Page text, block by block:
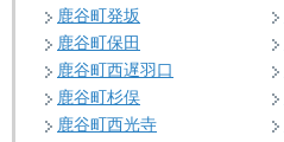
鹿谷町発坂
鹿谷町保田
鹿谷町西遅羽口
鹿谷町杉俣
鹿谷町西光寺